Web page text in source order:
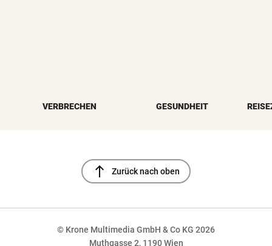
VERBRECHEN GESUNDHEIT
north Zurück nach oben
© Krone Multimedia GmbH & Co KG 2026
Muthgasse 2, 1190 Wien